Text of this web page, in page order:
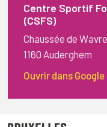
Centre Sportif
(CSFS)
Chaussée de
1160 Auderghem
Ouvrir dans Google